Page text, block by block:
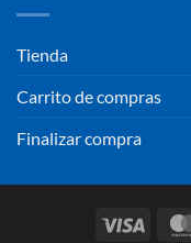
Tienda
Carrito de compras
Finalizar compra
Visa